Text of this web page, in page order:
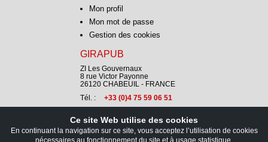
Mon profil
Mon mot de passe
Gestion des cookies
GIRAPUB
ZI Les Gouvernaux
8 rue Victor Payonne
26120 CHABEUIL - FRANCE
Tél. :
+33 (0)4 75 59 06 51
CONTACT
Ce site Web utilise des cookies
En continuant la navigation sur ce site, vous acceptez l’utilisation de cookies